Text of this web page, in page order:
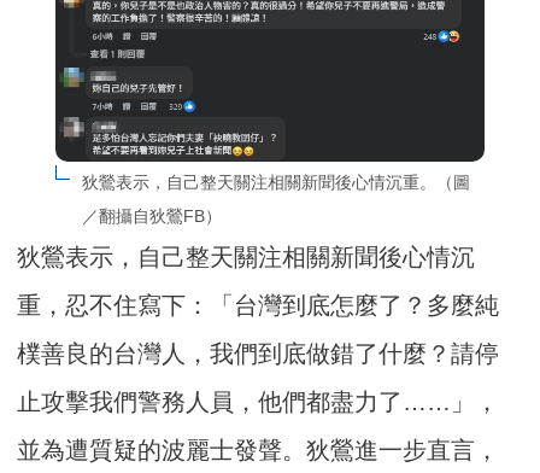
狄鶯表示，自己整天關注相關新聞後心情沉重。（圖
／翻攝自狄鶯FB）
狄鶯表示，自己整天關注相關新聞後心情沉
重，忍不住寫下：「台灣到底怎麼了？多麼純
樸善良的台灣人，我們到底做錯了什麼？請停
止攻擊我們警務人員，他們都盡力了……」，
並為遭質疑的波麗士發聲。狄鶯進一步直言，